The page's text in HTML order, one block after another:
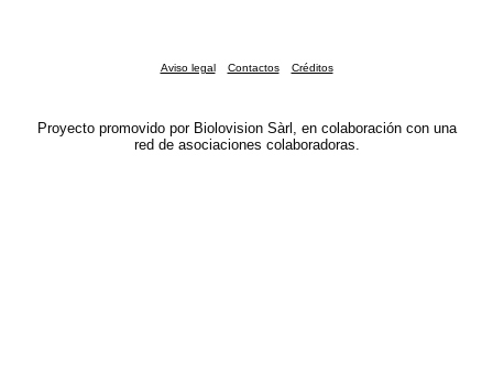
Aviso legal Contactos Créditos
Proyecto promovido por Biolovision Sàrl, en colaboración con una
red de asociaciones colaboradoras.